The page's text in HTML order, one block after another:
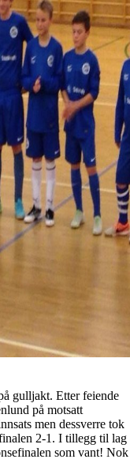
gulljakt. Etter feiende
på motsatt
men dessverre tok
2-1. I tillegg til lag
som vant! Nok